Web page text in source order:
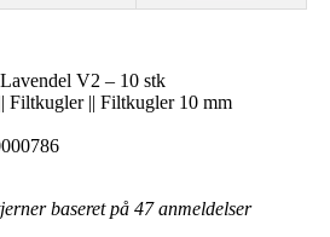
V2 – 10 stk
Filtkugler || Filtkugler 10 mm
baseret på 47anmeldelser